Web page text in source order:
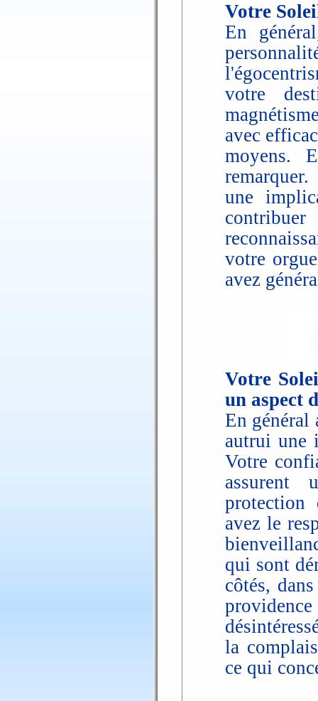
Votre
En
votre
avec
moyens.
une
votre
avez
Votre
un aspect
En général
autrui une
Votre
assurent
protection
avez le
qui sont
côtés,
la
ce qui